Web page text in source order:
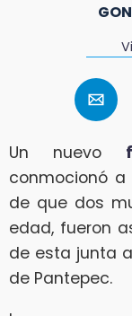
Un nuevo
conmocionó a
de que dos
edad, fueron
de esta junta
de Pantepec.